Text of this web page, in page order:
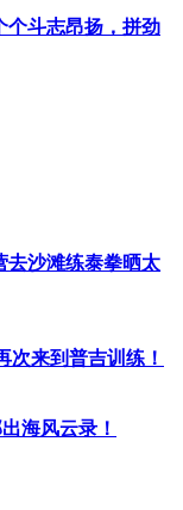
个斗志昂扬，拼劲
去沙滩练泰拳晒太
次来到普吉训练！
海风云录！